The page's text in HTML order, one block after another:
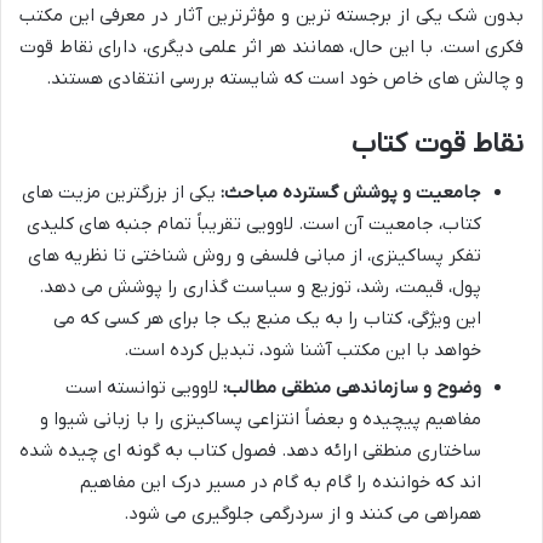
بدون شک یکی از برجسته ترین و مؤثرترین آثار در معرفی این مکتب
فکری است. با این حال، همانند هر اثر علمی دیگری، دارای نقاط قوت
و چالش های خاص خود است که شایسته بررسی انتقادی هستند.
نقاط قوت کتاب
جامعیت و پوشش گسترده مباحث: یکی از بزرگترین مزیت های
کتاب، جامعیت آن است. لاوویی تقریباً تمام جنبه های کلیدی
تفکر پساکینزی، از مبانی فلسفی و روش شناختی تا نظریه های
پول، قیمت، رشد، توزیع و سیاست گذاری را پوشش می دهد.
این ویژگی، کتاب را به یک منبع یک جا برای هر کسی که می
خواهد با این مکتب آشنا شود، تبدیل کرده است.
وضوح و سازماندهی منطقی مطالب: لاوویی توانسته است
مفاهیم پیچیده و بعضاً انتزاعی پساکینزی را با زبانی شیوا و
ساختاری منطقی ارائه دهد. فصول کتاب به گونه ای چیده شده
اند که خواننده را گام به گام در مسیر درک این مفاهیم
همراهی می کنند و از سردرگمی جلوگیری می شود.